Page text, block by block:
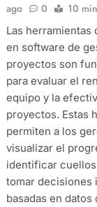
ago
0 10
Las herramientas
en software de
proyectos son
para evaluar el
equipo y la
proyectos. Estas
permiten a los
visualizar el
identificar
tomar decisiones
basadas en